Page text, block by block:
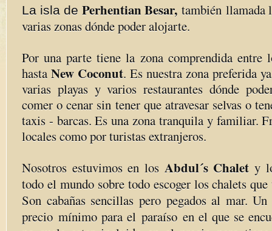
La isla de Perhentian Besar, también llamada
varias zonas dónde poder alojarte.
Por una parte tiene la zona comprendida entre
hasta New Coconut. Es nuestra zona preferida
varias playas y varios restaurantes dónde
comer o cenar sin tener que atravesar selvas o
taxis - barcas. Es una zona tranquila y familiar.
locales como por turistas extranjeros.
Nosotros estuvimos en los Abdul´s Chalet y
todo el mundo sobre todo escoger los chalets
Son cabañas sencillas pero pegados al mar.
precio mínimo para el paraíso en el que se